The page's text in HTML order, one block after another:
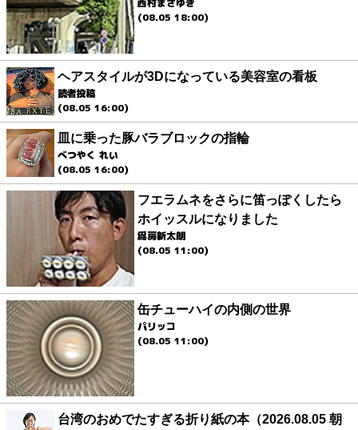
(08.05 18:00)
ヘアスタイルが3Dになっている美容室の看板
読者投稿
(08.05 16:00)
皿に乗った豚バラブロックの指輪
べつやく れい
(08.05 16:00)
フエラムネをさらに笛っぽくしたら
ホイッスルになりました
爲房新太朗
(08.05 11:00)
缶チューハイの内側の世界
パリッコ
(08.05 11:00)
台湾のおめでたすぎる折り紙の本（2026.08.05 朝